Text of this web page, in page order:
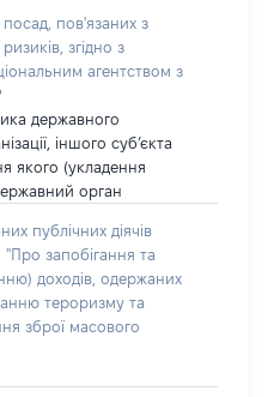
пов'язаних з
згідно з
агентством з
державного
іншого суб’єкта
якого (укладення
орган
публічних діячів
"Про запобігання та
доходів, одержаних
тероризму та
зброї масового